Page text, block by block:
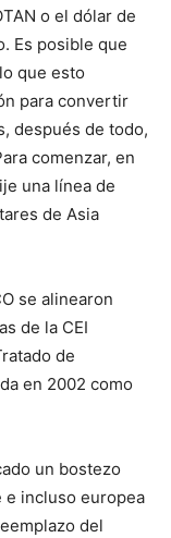
o el dólar de
Es posible que
que esto
para convertir
después de todo,
comenzar, en
una línea de
de Asia
se alinearon
de la CEI
de
en 2002 como
un bostezo
e incluso europea
del